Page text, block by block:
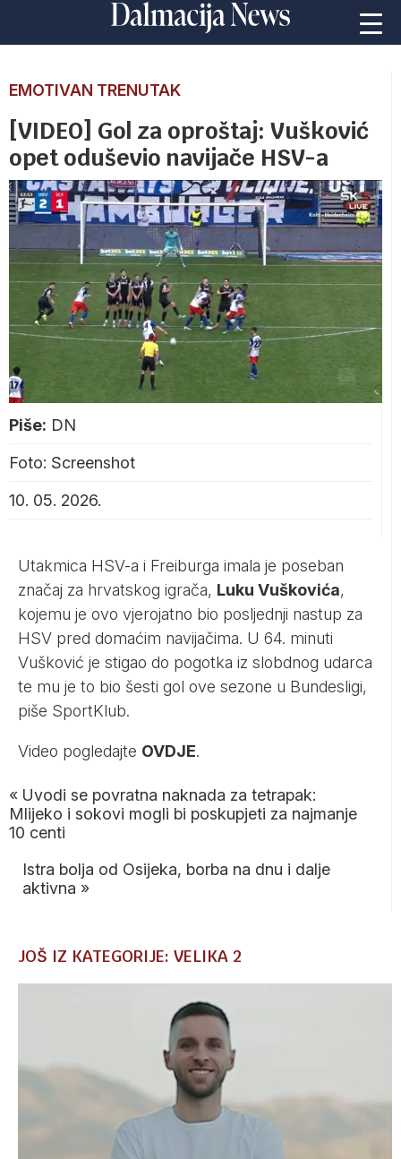
EMOTIVAN TRENUTAK
[VIDEO] Gol za oproštaj: Vušković
opet oduševio navijače HSV-a
Piše: DN
Foto: Screenshot
10. 05. 2026.
Utakmica HSV-a i Freiburga imala je poseban
značaj za hrvatskog igrača, Luku Vuškovića,
kojemu je ovo vjerojatno bio posljednji nastup za
HSV pred domaćim navijačima. U 64. minuti
Vušković je stigao do pogotka iz slobdnog udarca
te mu je to bio šesti gol ove sezone u Bundesligi,
piše SportKlub.
Video pogledajte OVDJE.
« Uvodi se povratna naknada za tetrapak:
Mlijeko i sokovi mogli bi poskupjeti za najmanje
10 centi
Istra bolja od Osijeka, borba na dnu i dalje
aktivna »
JOŠ IZ KATEGORIJE: VELIKA 2